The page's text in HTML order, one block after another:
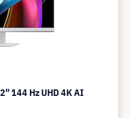
144 Hz UHD 4K AI